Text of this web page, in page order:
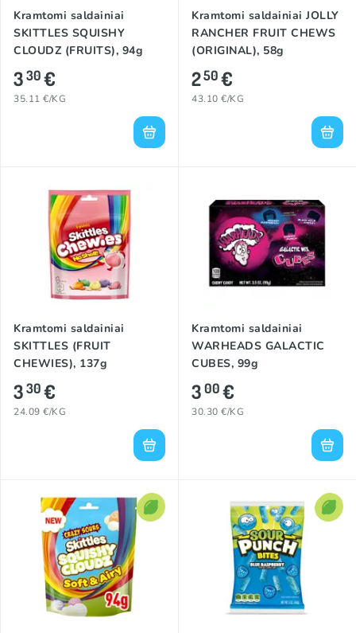
Kramtomi saldainiai
SKITTLES SQUISHY
CLOUDZ (FRUITS), 94g
330€
35.11 €/KG
Kramtomi saldainiai JOLLY
RANCHER FRUIT CHEWS
(ORIGINAL), 58g
250€
43.10 €/KG
Kramtomi saldainiai
SKITTLES (FRUIT
CHEWIES), 137g
330€
24.09 €/KG
Kramtomi saldainiai
WARHEADS GALACTIC
CUBES, 99g
300€
30.30 €/KG